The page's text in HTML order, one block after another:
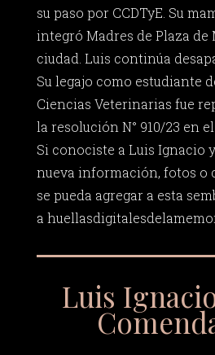
su paso por CCDTyE. Su
integró Madres de Plaza de
ciudad. Luis continúa
Su legajo como estudiante
Ciencias Veterinarias fue
la resolución N° 910/23 en
Si conociste a Luis Ignacio
nueva información, fotos o
se pueda agregar a esta
a
Luis